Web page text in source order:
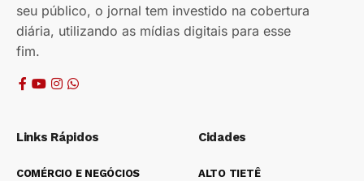
seu público, o jornal tem investido na cobertura
diária, utilizando as mídias digitais para esse
fim.
Links Rápidos
COMÉRCIO E NEGÓCIOS
Cidades
ALTO TIETÊ